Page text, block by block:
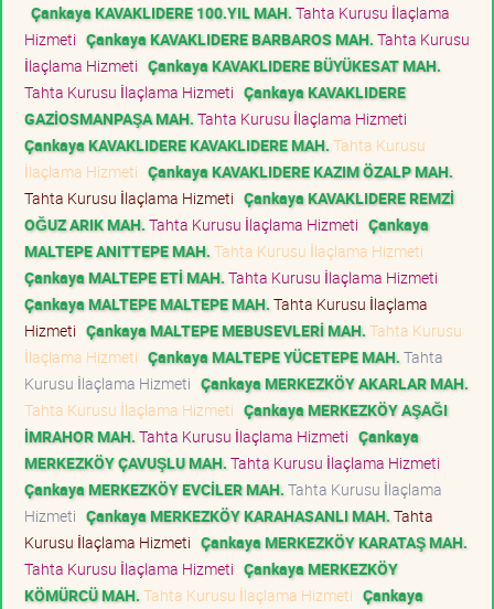
Çankaya KAVAKLIDERE 100.YIL MAH. Tahta Kurusu İlaçlama
Hizmeti Çankaya KAVAKLIDERE BARBAROS MAH. Tahta Kurusu
İlaçlama Hizmeti Çankaya KAVAKLIDERE BÜYÜKESAT MAH.
Tahta Kurusu İlaçlama Hizmeti Çankaya KAVAKLIDERE
GAZİOSMANPAŞA MAH. Tahta Kurusu İlaçlama Hizmeti
Çankaya KAVAKLIDERE KAVAKLIDERE MAH. Tahta Kurusu
İlaçlama Hizmeti Çankaya KAVAKLIDERE KAZIM ÖZALP MAH.
Tahta Kurusu İlaçlama Hizmeti Çankaya KAVAKLIDERE REMZİ
OĞUZ ARIK MAH. Tahta Kurusu İlaçlama Hizmeti Çankaya
MALTEPE ANITTEPE MAH. Tahta Kurusu İlaçlama Hizmeti
Çankaya MALTEPE ETİ MAH. Tahta Kurusu İlaçlama Hizmeti
Çankaya MALTEPE MALTEPE MAH. Tahta Kurusu İlaçlama
Hizmeti Çankaya MALTEPE MEBUSEVLERİ MAH. Tahta Kurusu
İlaçlama Hizmeti Çankaya MALTEPE YÜCETEPE MAH. Tahta
Kurusu İlaçlama Hizmeti Çankaya MERKEZKÖY AKARLAR MAH.
Tahta Kurusu İlaçlama Hizmeti Çankaya MERKEZKÖY AŞAĞI
İMRAHOR MAH. Tahta Kurusu İlaçlama Hizmeti Çankaya
MERKEZKÖY ÇAVUŞLU MAH. Tahta Kurusu İlaçlama Hizmeti
Çankaya MERKEZKÖY EVCİLER MAH. Tahta Kurusu İlaçlama
Hizmeti Çankaya MERKEZKÖY KARAHASANLI MAH. Tahta
Kurusu İlaçlama Hizmeti Çankaya MERKEZKÖY KARATAŞ MAH.
Tahta Kurusu İlaçlama Hizmeti Çankaya MERKEZKÖY
KÖMÜRCÜ MAH. Tahta Kurusu İlaçlama Hizmeti Çankaya